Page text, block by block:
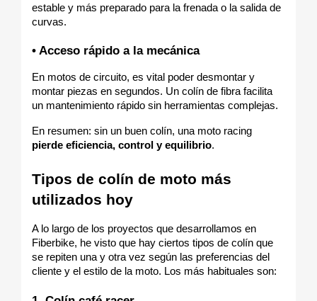
estable y más preparado para la frenada o la salida de
curvas.
• Acceso rápido a la mecánica
En motos de circuito, es vital poder desmontar y
montar piezas en segundos. Un colín de fibra facilita
un mantenimiento rápido sin herramientas complejas.
pierde eficiencia, control y equilibrio.
Tipos de colín de moto más
utilizados hoy
A lo largo de los proyectos que desarrollamos en
Fiberbike, he visto que hay ciertos tipos de colín que
se repiten una y otra vez según las preferencias del
cliente y el estilo de la moto. Los más habituales son: